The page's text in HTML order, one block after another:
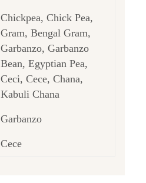
Chickpea, Chick Pea,
Gram, Bengal Gram,
Garbanzo, Garbanzo
Bean, Egyptian Pea,
Ceci, Cece, Chana,
Kabuli Chana
Garbanzo
Cece